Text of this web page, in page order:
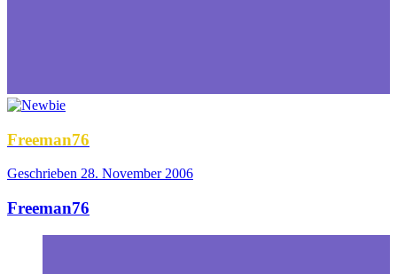
Freeman76
Geschrieben 28. November 2006
Freeman76